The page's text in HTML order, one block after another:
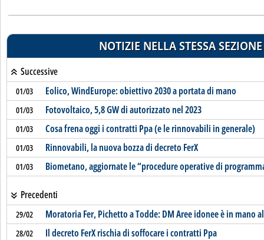
NOTIZIE NELLA STESSA SEZIONE
Successive
01/03 Eolico, WindEurope: obiettivo 2030 a portata di mano
01/03 Fotovoltaico, 5,8 GW di autorizzato nel 2023
01/03 Cosa frena oggi i contratti Ppa (e le rinnovabili in generale)
01/03 Rinnovabili, la nuova bozza di decreto FerX
01/03 Biometano, aggiornate le “procedure operative di
Precedenti
29/02 Moratoria Fer, Pichetto a Todde: DM Aree idonee è in mano
28/02 Il decreto FerX rischia di soffocare i contratti Ppa